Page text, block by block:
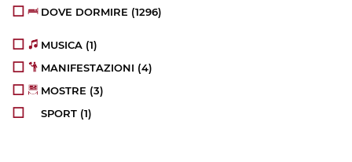
DOVE DORMIRE (1296)
MUSICA (1)
MANIFESTAZIONI (4)
MOSTRE (3)
SPORT (1)